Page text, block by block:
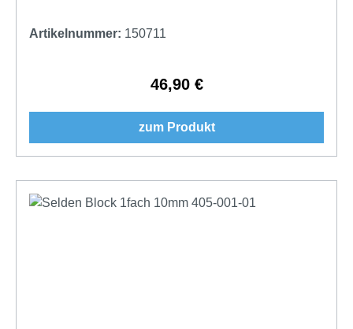
Artikelnummer: 150711
Regulärer Preis:
46,90 €
zum Produkt